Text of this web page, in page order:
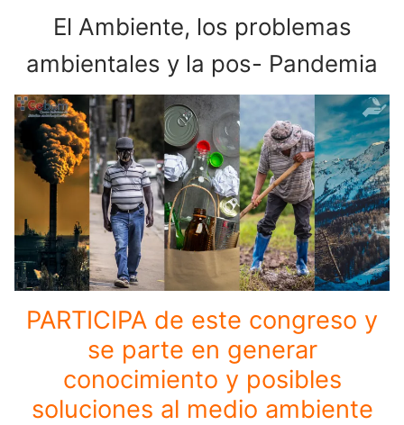
El Ambiente, los problemas
ambientales y la pos- Pandemia
PARTICIPA de este congreso y
se parte en generar
conocimiento y posibles
soluciones al medio ambiente